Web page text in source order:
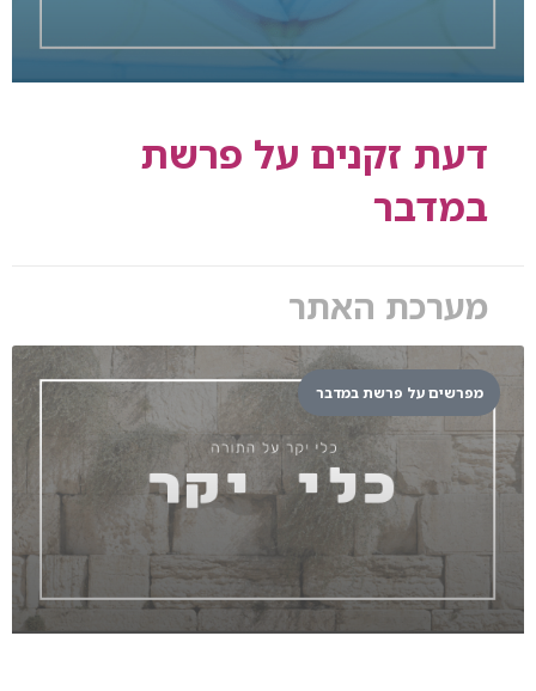
דעת זקנים על פרשת
במדבר
מערכת האתר
מפרשים על פרשת במדבר